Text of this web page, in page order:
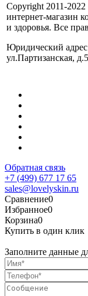
Copyright 2011-
интернет-магазин
и здоровья. Все
Юридический
ул.Партизанская,
Обратная связь
+7 (499) 677 17 65
sales@lovelyskin.ru
Сравнение0
Избранное0
Корзина0
Купить в один клик
Заполните данные